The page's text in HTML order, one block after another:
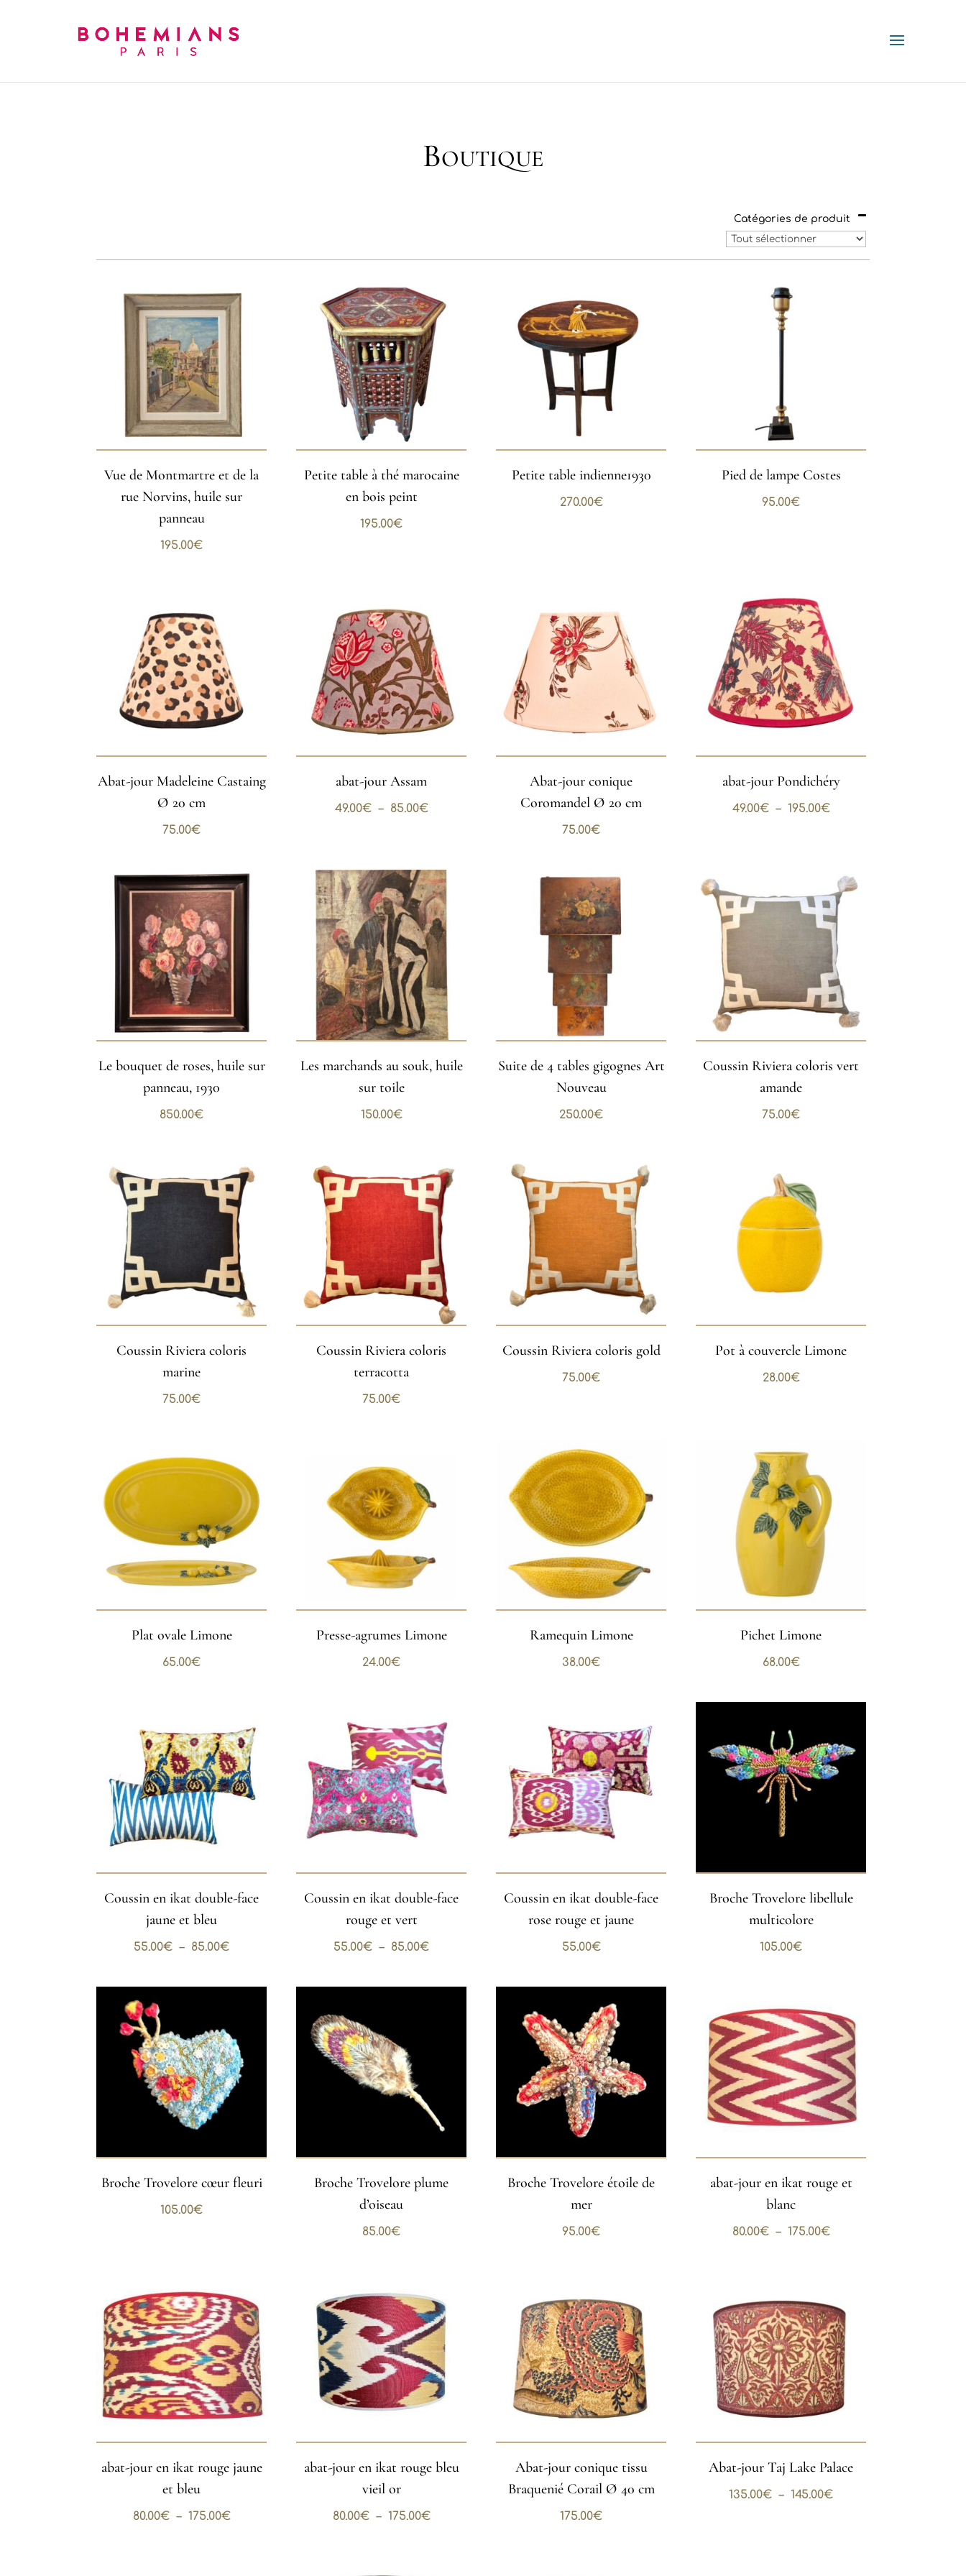
Boutique
Catégories de produit
Vue de Montmartre et de la
rue Norvins, huile sur
panneau
195.00€
Petite table à thé marocaine
en bois peint
195.00€
Petite table indienne1930
270.00€
Pied de lampe Costes
95.00€
Abat-jour Madeleine Castaing
Ø 20 cm
75.00€
abat-jour Assam
49.00€ – 85.00€Plage
à
85.00€
Abat-jour conique
Coromandel Ø 20 cm
75.00€
abat-jour Pondichéry
49.00€ – 195.00€Plage
195.00€
Le bouquet de roses, huile sur
panneau, 1930
850.00€
Les marchands au souk, huile
sur toile
150.00€
Suite de 4 tables gigognes Art
Nouveau
250.00€
Coussin Riviera coloris vert
amande
75.00€
Coussin Riviera coloris
marine
75.00€
Coussin Riviera coloris
terracotta
75.00€
Coussin Riviera coloris gold
75.00€
Pot à couvercle Limone
28.00€
Plat ovale Limone
65.00€
Presse-agrumes Limone
24.00€
Ramequin Limone
38.00€
Pichet Limone
68.00€
Coussin en ikat double-face
jaune et bleu
55.00€ – 85.00€Plage
prix :
85.00€
Coussin en ikat double-face
rouge et vert
55.00€ – 85.00€Plage
prix :
Coussin en ikat double-face
rose rouge et jaune
55.00€
Broche Trovelore libellule
multicolore
105.00€
Broche Trovelore cœur fleuri
105.00€
Broche Trovelore plume
d’oiseau
85.00€
Broche Trovelore étoile de
mer
95.00€
abat-jour en ikat rouge et
blanc
80.00€ – 175.00€Plage
à
175.00€
abat-jour en ikat rouge jaune
et bleu
80.00€ – 175.00€Plage
abat-jour en ikat rouge bleu
vieil or
80.00€ – 175.00€Plage
Abat-jour conique tissu
Braquenié Corail Ø 40 cm
175.00€
Abat-jour Taj Lake Palace
135.00€ – 145.00€Plage